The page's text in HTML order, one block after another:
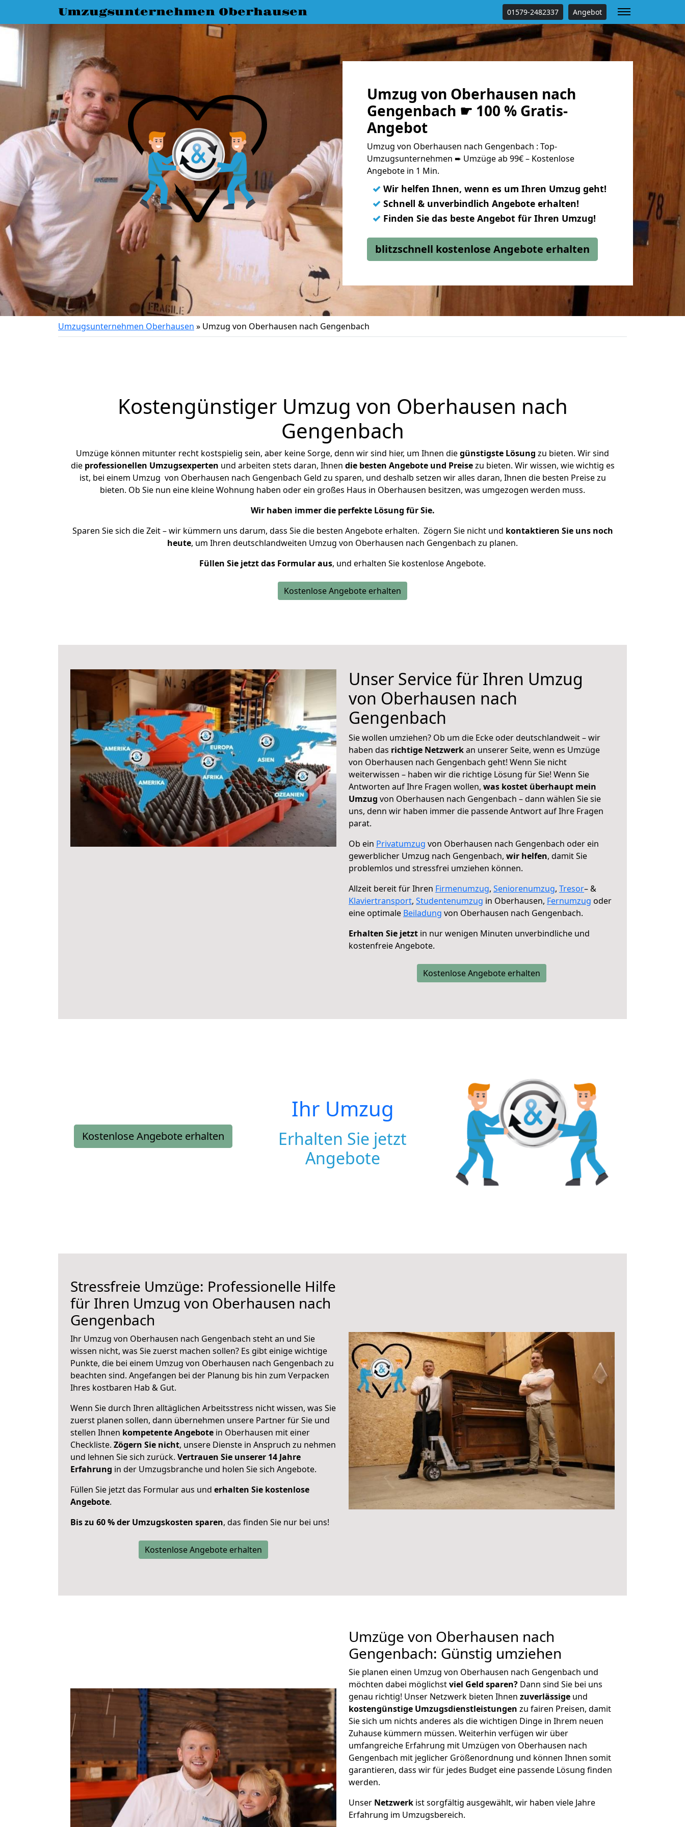
Umzugsunternehmen Oberhausen 01579-2482337 Angebot
Umzug von Oberhausen nach
Gengenbach ☛ 100 % Gratis-
Angebot
Umzug von Oberhausen nach Gengenbach : Top-
Umzugsunternehmen ➨ Umzüge ab 99€ – Kostenlose
Angebote in 1 Min.
✓ Wir helfen Ihnen, wenn es um Ihren Umzug geht!
✓ Schnell & unverbindlich Angebote erhalten!
✓ Finden Sie das beste Angebot für Ihren Umzug!
blitzschnell kostenlose Angebote erhalten
Umzugsunternehmen Oberhausen » Umzug von Oberhausen nach Gengenbach
Kostengünstiger Umzug von Oberhausen nach
Gengenbach
Umzüge können mitunter recht kostspielig sein, aber keine Sorge, denn wir sind hier, um Ihnen diegünstigste Lösung zu bieten. Wir sind
die professionellen Umzugsexperten und arbeiten stets daran, Ihnen die besten Angebote und Preisezu bieten. Wir wissen, wie wichtig es
ist, bei einem Umzug von Oberhausen nach Gengenbach Geld zu sparen, und deshalb setzen wir alles daran, Ihnen die besten Preise zu
bieten. Ob Sie nun eine kleine Wohnung haben oder ein großes Haus in Oberhausen besitzen, was umgezogen werden muss.
Wir haben immer die perfekte Lösung für Sie.
Sparen Sie sich die Zeit – wir kümmern uns darum, dass Sie die besten Angebote erhalten. Zögern Sie nicht und kontaktieren Sie uns noch
heute, um Ihren deutschlandweiten Umzug von Oberhausen nach Gengenbach zu planen.
Füllen Sie jetzt das Formular aus, und erhalten Sie kostenlose Angebote.
Kostenlose Angebote erhalten
Unser Service für Ihren Umzug
von Oberhausen nach
Gengenbach
Sie wollen umziehen? Ob um die Ecke oder deutschlandweit – wir
haben das richtige Netzwerkan unserer Seite, wenn es Umzüge
von Oberhausen nach Gengenbach geht! Wenn Sie nicht
weiterwissen – haben wir die richtige Lösung für Sie! Wenn Sie
Antworten auf Ihre Fragen wollen, was kostet überhaupt mein
Umzug von Oberhausen nach Gengenbach – dann wählen Sie sie
uns, denn wir haben immer die passende Antwort auf Ihre Fragen
parat.
Ob ein Privatumzug von Oberhausen nach Gengenbach oder ein
gewerblicher Umzug nach Gengenbach, wir helfen, damit Sie
problemlos und stressfrei umziehen können.
Allzeit bereit für Ihren Firmenumzug, Seniorenumzug, Tresor– &
Klaviertransport, Studentenumzug in Oberhausen, Fernumzug oder
eine optimale Beiladung von Oberhausen nach Gengenbach.
Erhalten Sie jetzt in nur wenigen Minuten unverbindliche und
kostenfreie Angebote.
Kostenlose Angebote erhalten
Kostenlose Angebote erhalten
Ihr Umzug
Erhalten Sie jetzt
Angebote
Stressfreie Umzüge: Professionelle Hilfe
für Ihren Umzug von Oberhausen nach
Gengenbach
Ihr Umzug von Oberhausen nach Gengenbach steht an und Sie
wissen nicht, was Sie zuerst machen sollen? Es gibt einige wichtige
Punkte, die bei einem Umzug von Oberhausen nach Gengenbach zu
beachten sind. Angefangen bei der Planung bis hin zum Verpacken
Ihres kostbaren Hab & Gut.
Wenn Sie durch Ihren alltäglichen Arbeitsstress nicht wissen, was Sie
zuerst planen sollen, dann übernehmen unsere Partner für Sie und
stellen Ihnen kompetente Angebote in Oberhausen mit einer
Checkliste. Zögern Sie nicht, unsere Dienste in Anspruch zu nehmen
und lehnen Sie sich zurück. Vertrauen Sie unserer 14 Jahre
Erfahrung in der Umzugsbranche und holen Sie sich Angebote.
Füllen Sie jetzt das Formular aus und erhalten Sie kostenlose
Angebote.
Bis zu 60 % der Umzugskosten sparen, das finden Sie nur bei uns!
Kostenlose Angebote erhalten
Umzüge von Oberhausen nach
Gengenbach: Günstig umziehen
Sie planen einen Umzug von Oberhausen nach Gengenbach und
möchten dabei möglichstviel Geld sparen? Dann sind Sie bei uns
genau richtig! Unser Netzwerk bieten Ihnen zuverlässige und
kostengünstige Umzugsdienstleistungen zu fairen Preisen, damit
Sie sich um nichts anderes als die wichtigen Dinge in Ihrem neuen
Zuhause kümmern müssen. Weiterhin verfügen wir über
umfangreiche Erfahrung mit Umzügen von Oberhausen nach
Gengenbach mit jeglicher Größenordnung und können Ihnen somit
garantieren, dass wir für jedes Budget eine passende Lösung finden
werden.
Unser Netzwerk ist sorgfältig ausgewählt, wir haben viele Jahre
Erfahrung im Umzugsbereich.